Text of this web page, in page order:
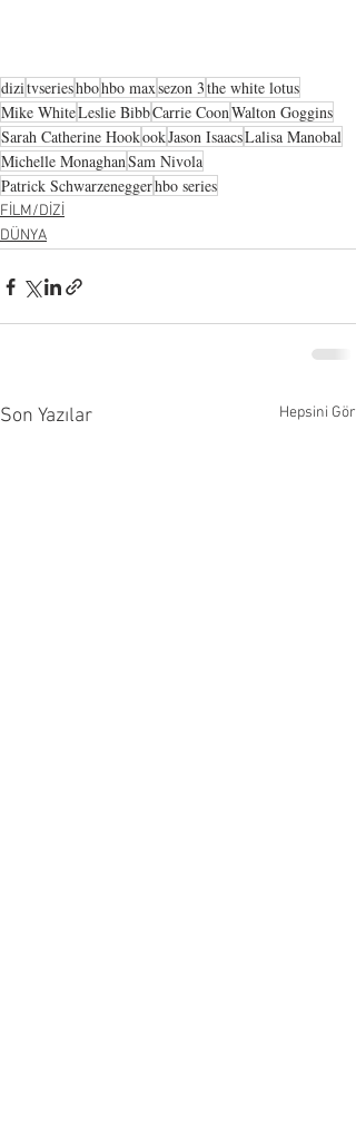
dizitvserieshbohbo maxsezon 3the white lotus
Mike WhiteLeslie BibbCarrie CoonWalton Goggins
Sarah Catherine HookookJason IsaacsLalisa Manobal
Michelle MonaghanSam Nivola
Patrick Schwarzeneggerhbo series
FİLM/DİZİ
DÜNYA
Son Yazılar Hepsini Gör